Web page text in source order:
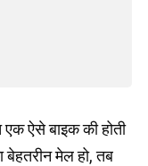
एक ऐसे बाइक की होती
मेल हो, तब